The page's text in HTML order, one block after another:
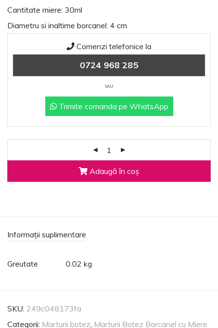
Cantitate miere: 30ml
Diametru si inaltime borcanel: 4 cm
Comenzi telefonice la
0724 968 285
SAU
Trimite comanda pe WhatsApp
Adaugă în coș
Informații suplimentare
Greutate 0.02 kg
SKU: 249c048173fa
Categorii: Marturii botez, Marturii Botez Borcanel cu Miere